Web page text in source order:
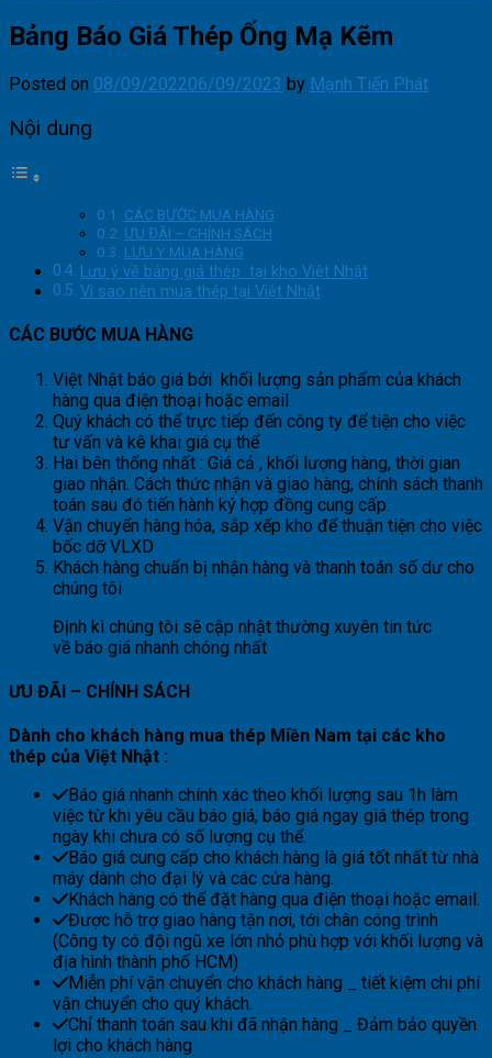
Bảng Báo Giá Thép Ống Mạ Kẽm
Posted on 08/09/202206/09/2023 by Mạnh Tiến Phát
Nội dung
CÁC BƯỚC MUA HÀNG
ƯU ĐÃI – CHÍNH SÁCH
LƯU Ý MUA HÀNG
Lưu ý về bảng giá thép tại kho Việt Nhật
Vì sao nên mua thép tại Việt Nhật
CÁC BƯỚC MUA HÀNG
Việt Nhật báo giá bởi khối lượng sản phẩm của khách
hàng qua điện thoại hoặc email
Quý khách có thể trực tiếp đến công ty để tiện cho việc
tư vấn và kê khai giá cụ thể
Hai bên thống nhất : Giá cả , khối lượng hàng, thời gian
giao nhận. Cách thức nhận và giao hàng, chính sách thanh
toán sau đó tiến hành ký hợp đồng cung cấp.
Vận chuyển hàng hóa, sắp xếp kho để thuận tiện cho việc
bốc dỡ VLXD
Khách hàng chuẩn bị nhận hàng và thanh toán số dư cho
chúng tôi
Định kì chúng tôi sẽ cập nhật thường xuyên tin tức
về báo giá nhanh chóng nhất
ƯU ĐÃI – CHÍNH SÁCH
Dành cho khách hàng mua thép Miền Nam tại các kho
thép của Việt Nhật :
Báo giá nhanh chính xác theo khối lượng sau 1h làm
việc từ khi yêu cầu báo giá, báo giá ngay giá thép trong
ngày khi chưa có số lượng cụ thể.
Báo giá cung cấp cho khách hàng là giá tốt nhất từ nhà
máy dành cho đại lý và các cửa hàng.
Khách hàng có thể đặt hàng qua điện thoại hoặc email.
Được hỗ trợ giao hàng tận nơi, tới chân công trình
(Công ty có đội ngũ xe lớn nhỏ phù hợp với khối lượng và
địa hình thành phố HCM)
Miễn phí vận chuyển cho khách hàng _ tiết kiệm chi phí
vận chuyển cho quý khách.
Chỉ thanh toán sau khi đã nhận hàng _ Đảm bảo quyền
lợi cho khách hàng